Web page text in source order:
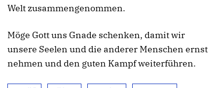
Welt zusammengenommen.
Möge Gott uns Gnade schenken, damit wir
unsere Seelen und die anderer Menschen ernst
nehmen und den guten Kampf weiterführen.